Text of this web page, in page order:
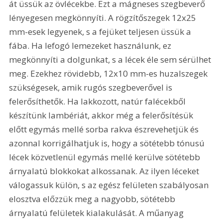
át üssük az övlécekbe. Ezt a mágneses szegbeverő
lényegesen megkönnyíti. A rögzítőszegek 12x25
mm-esek legyenek, s a fejüket teljesen üssük a
fába. Ha lefogó lemezeket használunk, ez
megkönnyíti a dolgunkat, s a lécek éle sem sérülhet
meg. Ezekhez rövidebb, 12x10 mm-es huzalszegek
szükségesek, amik rugós szegbeverővel is
felerősíthetők. Ha lakkozott, natúr falécekből
készítünk lambériát, akkor még a felerősítésük
előtt egymás mellé sorba rakva észrevehetjük és
azonnal korrigálhatjuk is, hogy a sötétebb tónusú
lécek közvetlenül egymás mellé kerülve sötétebb
árnyalatú blokkokat alkossanak. Az ilyen léceket
válogassuk külön, s az egész felületen szabályosan
elosztva előzzük meg a nagyobb, sötétebb
árnyalatú felületek kialakulását. A műanyag